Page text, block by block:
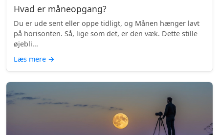
Hvad er måneopgang?
Du er ude sent eller oppe tidligt, og Månen hænger lavt
på horisonten. Så, lige som det, er den væk. Dette stille
øjebli...
Læs mere →